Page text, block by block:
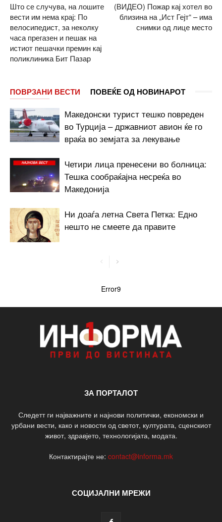
Што се случува, на лошите
вести им нема крај: По
велосипедист, за неколку
часа прегазен и пешак на
истиот пешачки премин кај
поликлиника Бит Пазар
(ВИДЕО) Пожар кај хотел во
близина на „Ист Гејт“ – има
снимки од лице место
ПОВРЗАНИ ВЕСТИ ПОВЕЌЕ ОД НОВИНАРОТ
Македонски турист тешко повреден
во Турција – државниот авион ќе го
враќа во земјата за лекување
Четири лица пренесени во болница:
Тешка сообраќајна несреќа во
Македонија
Ни доаѓа летна Света Петка: Едно
нешто не смеете да правите
Error9
ЗА ПОРТАЛОТ
Следетт ги најважните и најнови политички, економски и
урбани вести, како и новости од светот, културата, сценскиот
живот, здравјето, технологијата, модата.
Контактирајте не: contact@informa.mk
СОЦИЈАЛНИ МРЕЖИ